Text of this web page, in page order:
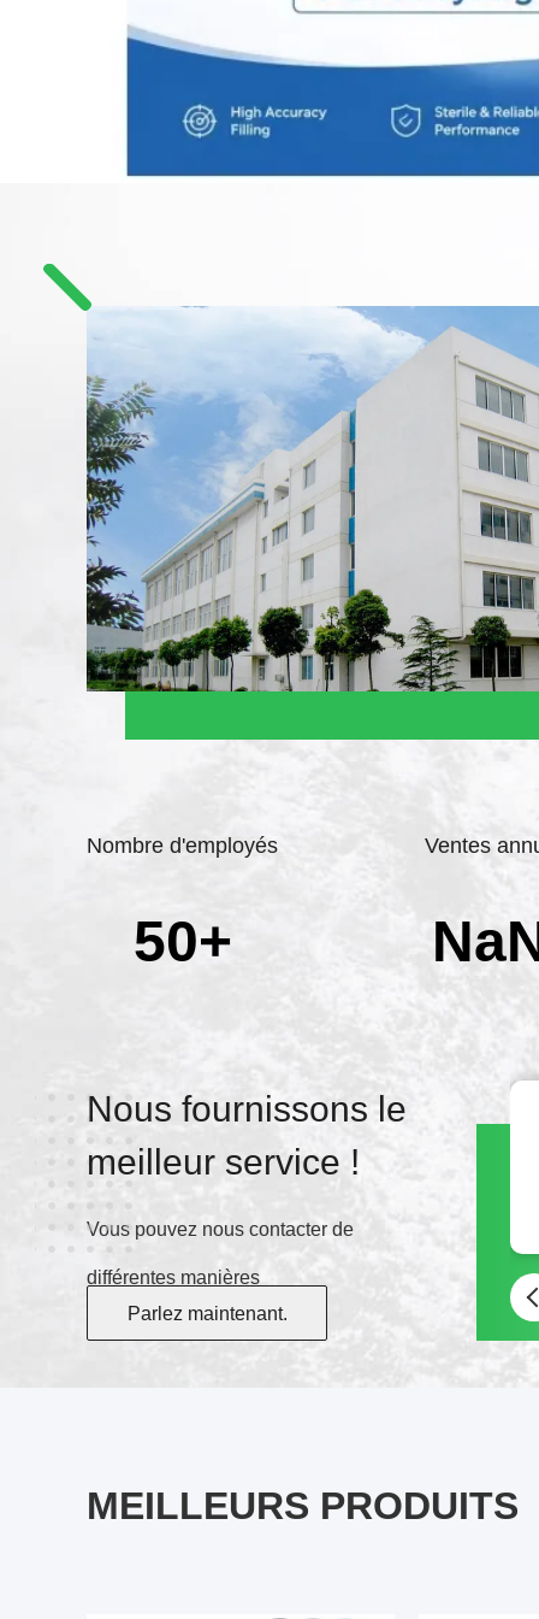
Nombre d'employés
50+
Ventes
Nous fournissons le
meilleur service !
Vous pouvez nous contacter de
différentes manières
Parlez maintenant.
MEILLEURS PRODUITS